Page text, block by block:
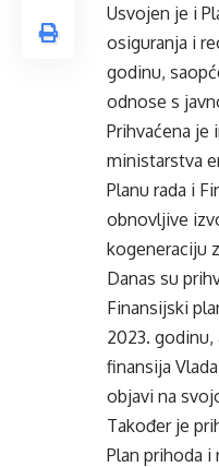
Usvojen je i
osiguranja i
godinu,
odnose s
Prihvaćena je
ministarstva
Planu rada i
obnovljive
kogeneraciju
Danas su
Finansijski
2023.
finansija
objavi na
Također je
Plan prihoda i